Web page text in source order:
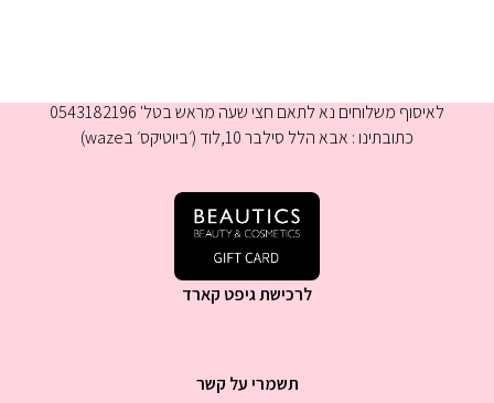
תשמרי על קשר
לאיסוף משלוחים נא לתאם חצי שעה מראש בטל' 0543182196
כתובתינו : אבא הלל סילבר 10,לוד (׳ביוטיקס׳ בwaze)
לרכישת גיפט קארד